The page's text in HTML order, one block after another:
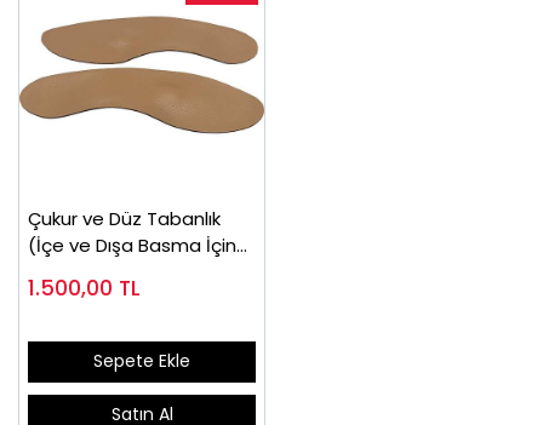
Çukur ve Düz Tabanlık
(İçe ve Dışa Basma İçin
1.500,00 TL
Sepete Ekle
Satın Al